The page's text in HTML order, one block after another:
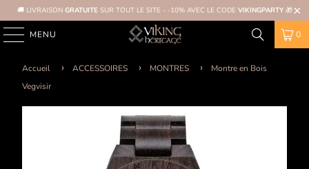
🚚 LIVRAISON GRATUITE SUR TOUT LE SITE - -10% AVEC LE CODE VIKINGPARTY 🎁
MENU 0
Accueil ACCESSOIRES MONTRES
Montre en Bois
Vegvisir